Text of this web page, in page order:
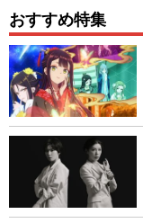
おすすめ特集